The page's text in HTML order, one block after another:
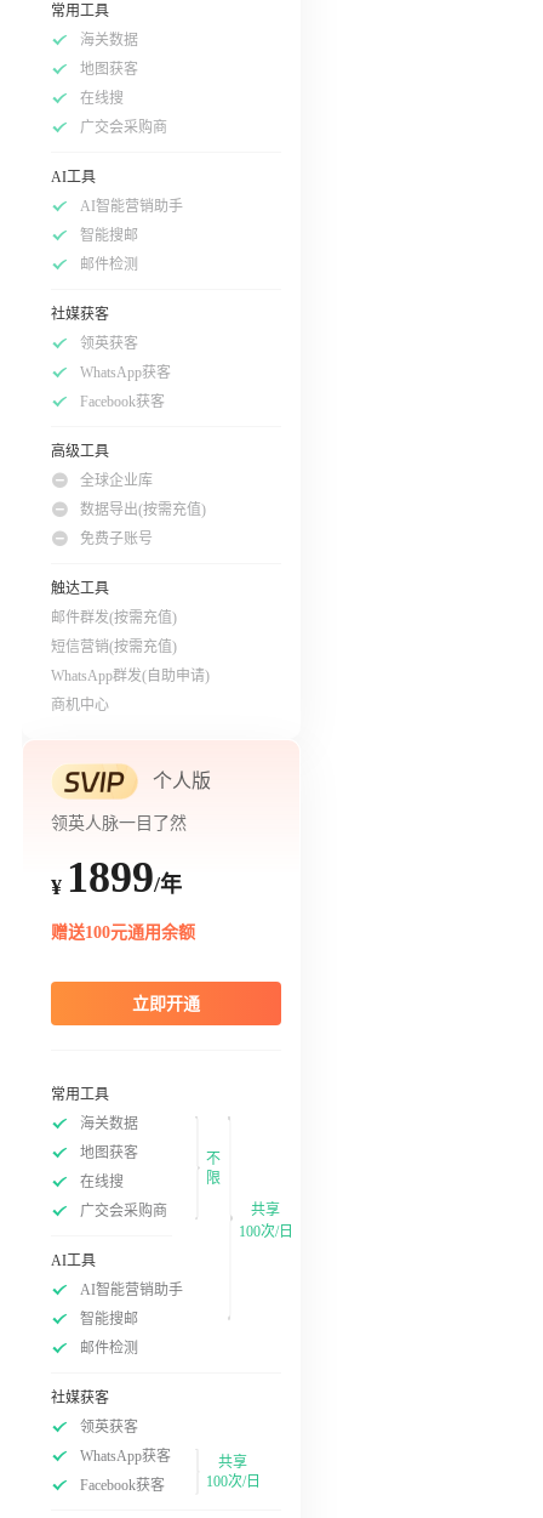
常用工具
海关数据
地图获客
在线搜
广交会采购商
AI工具
AI智能营销助手
智能搜邮
邮件检测
社媒获客
领英获客
WhatsApp获客
Facebook获客
高级工具
全球企业库
数据导出(按需充值)
免费子账号
触达工具
邮件群发(按需充值)
短信营销(按需充值)
WhatsApp群发(自助申请)
商机中心
个人版
领英人脉一目了然
¥ 1899/年
赠送100元通用余额
立即开通
常用工具
海关数据
地图获客
在线搜
广交会采购商
不
限
AI工具
AI智能营销助手
智能搜邮
邮件检测
社媒获客
领英获客
WhatsApp获客
Facebook获客
共享
100次/日
共享
100次/日